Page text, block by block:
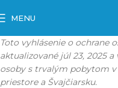
MENU
Toto vyhlásenie o ochrane
aktualizované júl 23, 2025
osoby s trvalým pobytom
priestore a Švajčiarsku.